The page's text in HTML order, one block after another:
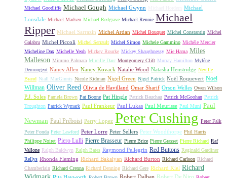
Michael Goodliffe Michael Gough Michael Gwynn
Michael
Lonsdale Michael Madsen Michael Redgrave Michael Rennie Michael
Ripper Michael Sarrazin Michel Ardan Michel Bouquet Michel Constantin Michel
Galabru Michel Piccoli Michel Serrault Michel Simon Michele Gammino Michèle Mercier
Micheline Dax Michelle Yeoh Mickey Rourke Mickey Shaughnessy Mie Hama Miles
Malleson Mimmo Palmara Mireille Darc Montgomery Clift Murray Hamilton Mylène
Demongeot Nancy Allen Nancy Kovack Natalie Wood Natasha Henstridge Neville
Brand Niall MacGinnis Nicole Kidman Nigel Green Nigel Patrick Noël Roquevert Noel
Willman Oliver Reed Olivia de Havilland Omar Sharif Orson Welles Owen Wilson
P.J. Soles Pamela Brown Pat Boone Pat Hingle Patrick Bauchau Patrick McGoohan Patrick
Troughton Patrick Wymark Paul Frankeur Paul Lukas Paul Meurisse Paul Muni Paul
Newman Paul Préboist Perry Lopez Peter Cushing Peter Falk
Peter Fonda Peter Lawford Peter Lorre Peter Sellers Peter Woodthorpe Phil Harris
Philippe Noiret Piero Lulli Pierre Brasseur Pierre Brice Pierre Grasset Pierre Richard Raf
Vallone Ralph Baldwyn Ralph Bates Raymond Pellegrin Red Buttons Reginald Gardiner
Rellys Rhonda Fleming Richard Bakalyan Richard Burton Richard Carlson Richard
Chamberlain Richard Crenna Richard Denning Richard Gere Richard Kiel Richard